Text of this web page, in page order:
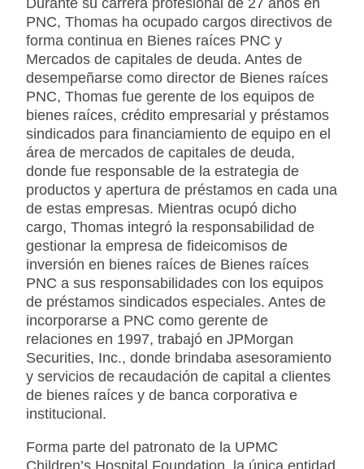
PNC, Thomas ha ocupado cargos directivos de
forma continua en Bienes raíces PNC y
Mercados de capitales de deuda. Antes de
desempeñarse como director de Bienes raíces
PNC, Thomas fue gerente de los equipos de
bienes raíces, crédito empresarial y préstamos
sindicados para financiamiento de equipo en el
área de mercados de capitales de deuda,
donde fue responsable de la estrategia de
productos y apertura de préstamos en cada una
de estas empresas. Mientras ocupó dicho
cargo, Thomas integró la responsabilidad de
gestionar la empresa de fideicomisos de
inversión en bienes raíces de Bienes raíces
PNC a sus responsabilidades con los equipos
de préstamos sindicados especiales. Antes de
incorporarse a PNC como gerente de
relaciones en 1997, trabajó en JPMorgan
Securities, Inc., donde brindaba asesoramiento
y servicios de recaudación de capital a clientes
de bienes raíces y de banca corporativa e
institucional.
Forma parte del patronato de la UPMC
Children’s Hospital Foundation, la única entidad